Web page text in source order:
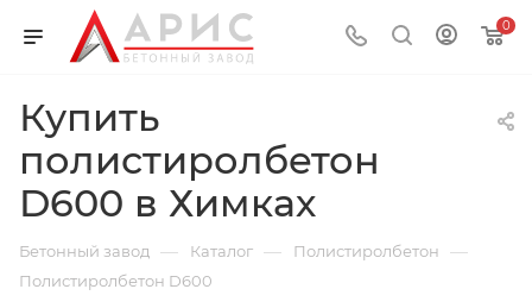
0
Купить
полистиролбетон
D600 в Химках
Бетонный завод — Каталог — Полистиролбетон —
Полистиролбетон D600